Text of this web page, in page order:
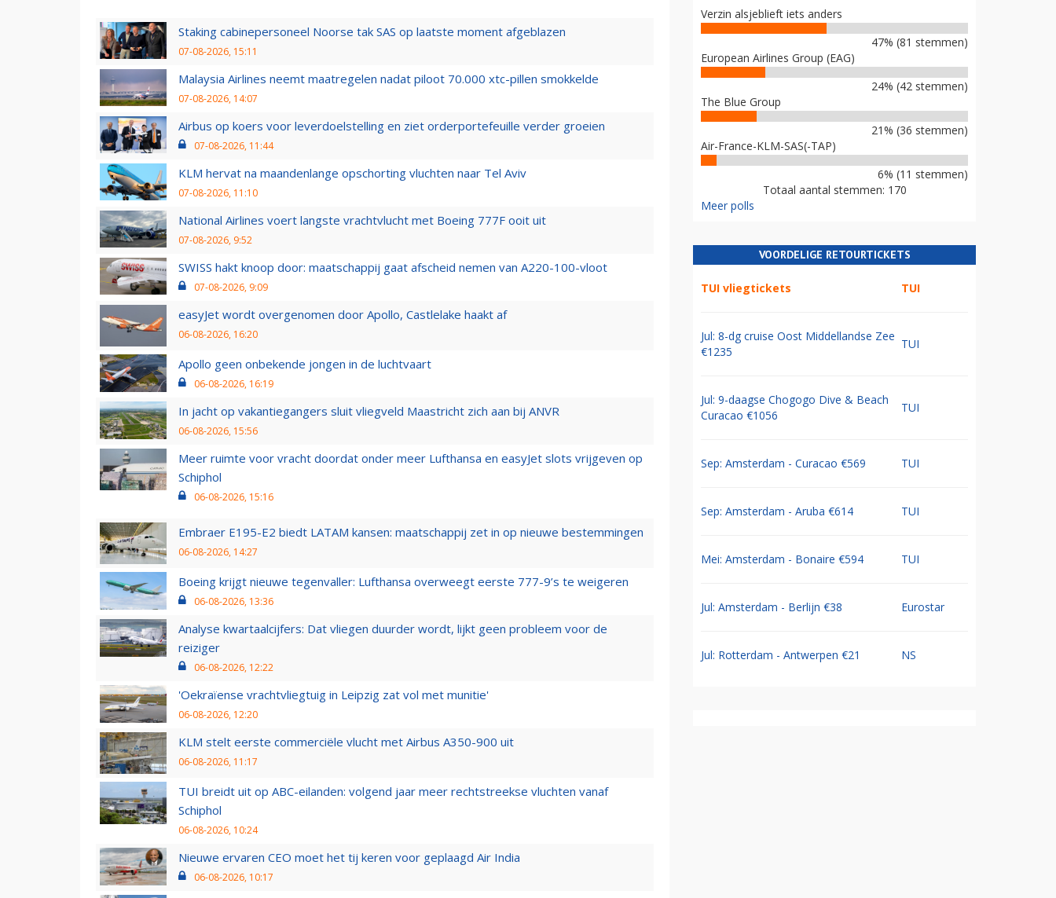
Staking cabinepersoneel Noorse tak SAS op laatste moment afgeblazen
07-08-2026, 15:11
Malaysia Airlines neemt maatregelen nadat piloot 70.000 xtc-pillen smokkelde
07-08-2026, 14:07
Airbus op koers voor leverdoelstelling en ziet orderportefeuille verder groeien
07-08-2026, 11:44
KLM hervat na maandenlange opschorting vluchten naar Tel Aviv
07-08-2026, 11:10
National Airlines voert langste vrachtvlucht met Boeing 777F ooit uit
07-08-2026, 9:52
SWISS hakt knoop door: maatschappij gaat afscheid nemen van A220-100-vloot
07-08-2026, 9:09
easyJet wordt overgenomen door Apollo, Castlelake haakt af
06-08-2026, 16:20
Apollo geen onbekende jongen in de luchtvaart
06-08-2026, 16:19
In jacht op vakantiegangers sluit vliegveld Maastricht zich aan bij ANVR
06-08-2026, 15:56
Meer ruimte voor vracht doordat onder meer Lufthansa en easyJet slots vrijgeven op
Schiphol
06-08-2026, 15:16
Embraer E195-E2 biedt LATAM kansen: maatschappij zet in op nieuwe bestemmingen
06-08-2026, 14:27
Boeing krijgt nieuwe tegenvaller: Lufthansa overweegt eerste 777-9’s te weigeren
06-08-2026, 13:36
Analyse kwartaalcijfers: Dat vliegen duurder wordt, lijkt geen probleem voor de
reiziger
06-08-2026, 12:22
'Oekraïense vrachtvliegtuig in Leipzig zat vol met munitie'
06-08-2026, 12:20
KLM stelt eerste commerciële vlucht met Airbus A350-900 uit
06-08-2026, 11:17
TUI breidt uit op ABC-eilanden: volgend jaar meer rechtstreekse vluchten vanaf
Schiphol
06-08-2026, 10:24
Nieuwe ervaren CEO moet het tij keren voor geplaagd Air India
06-08-2026, 10:17
Verzin alsjeblieft iets anders
47% (81 stemmen)
European Airlines Group (EAG)
24% (42 stemmen)
The Blue Group
21% (36 stemmen)
Air-France-KLM-SAS(-TAP)
6% (11 stemmen)
Totaal aantal stemmen: 170
Meer polls
VOORDELIGE RETOURTICKETS
TUI vliegtickets TUI
Jul: 8-dg cruise Oost Middellandse Zee
€1235
TUI
Jul: 9-daagse Chogogo Dive & Beach
Curacao €1056
TUI
Sep: Amsterdam - Curacao €569 TUI
Sep: Amsterdam - Aruba €614 TUI
Mei: Amsterdam - Bonaire €594 TUI
Jul: Amsterdam - Berlijn €38 Eurostar
Jul: Rotterdam - Antwerpen €21 NS